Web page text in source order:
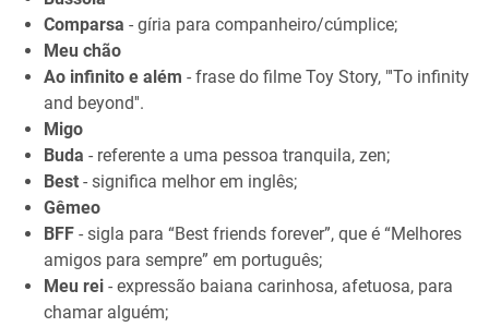
Comparsa - gíria para companheiro/cúmplice;
Meu chão
Ao infinito e além - frase do filme Toy Story, "'To infinity
and beyond''.
Migo
Buda - referente a uma pessoa tranquila, zen;
Best - significa melhor em inglês;
Gêmeo
BFF - sigla para “Best friends forever”, que é “Melhores
amigos para sempre” em português;
Meu rei - expressão baiana carinhosa, afetuosa, para
chamar alguém;